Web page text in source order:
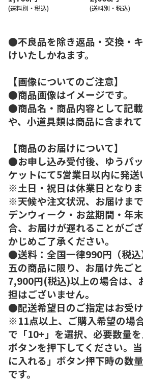
(送料別・税込) (送料別・税込)
●不良品を除き返品・交換・
けいたしかねます。
【画像についてのご注意】
●商品画像はイメージです。
●商品名・商品内容として記
や、小道具類は商品に含まれて
【商品のお届けについて】
●お申し込み受付後、ゆうパ
ケットにて5営業日以内に発送
※土日・祝日は休業日となりま
※天候や注文状況、お届けま
デンウィーク・お盆期間・年
合、お届けが遅れることがご
かじめご了承ください。
●送料：全国一律990円（税
五の商品に限り、お届け先ご
7,900円(税込)以上の場合は、
担はございません。
●配送希望日のご指定はお受け
※11点以上、ご購入希望の場
で「10+」を選択、必要数量を
ボタンを押下してください。
に入れる」ボタン押下時の数
です。